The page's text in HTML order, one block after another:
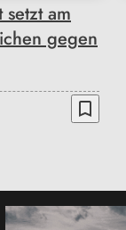
setzt am
gegen
bookmark_border